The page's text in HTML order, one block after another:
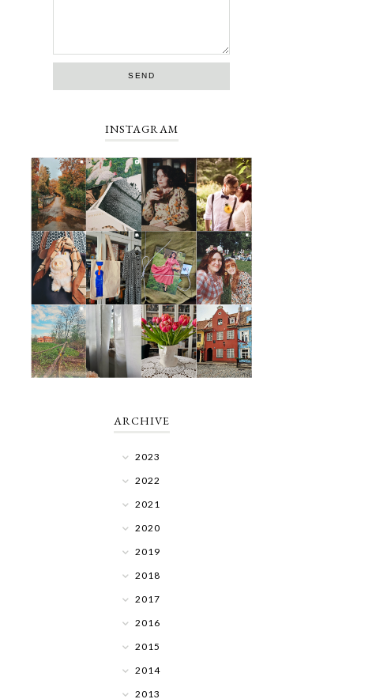
INSTAGRAM
ARCHIVE
2023
2022
2021
2020
2019
2018
2017
2016
2015
2014
2013